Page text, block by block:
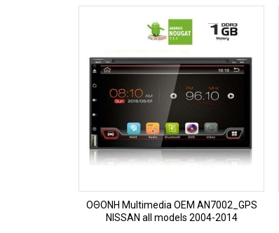
ΠΡΟΒΟΛΗ
OΘΟΝΗ Multimedia OEM AN7002_GPS
NISSAN all models 2004-2014